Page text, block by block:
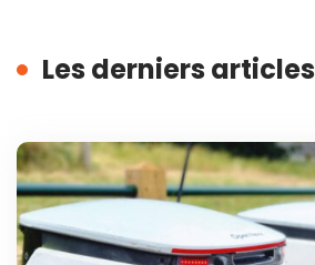
Les derniers articles